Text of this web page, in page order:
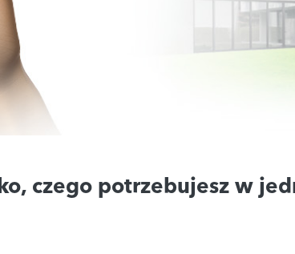
czego potrzebujesz w